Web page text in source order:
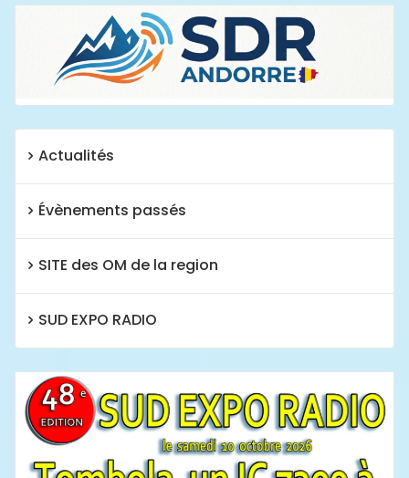
Actualités
Évènements passés
SITE des OM de la region
SUD EXPO RADIO